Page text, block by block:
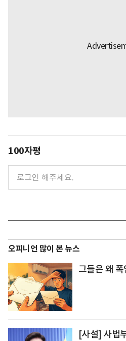
100자평
오피니언 많이 본 뉴스
그들은 왜
[사설] 사법